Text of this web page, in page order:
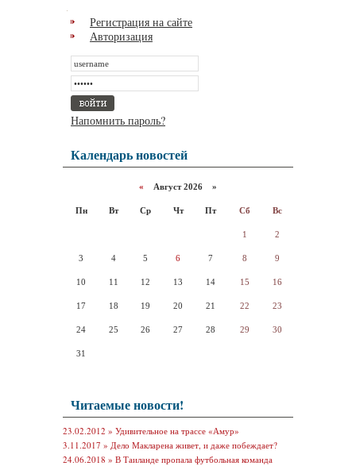
Регистрация на сайте
Авторизация
Напомнить пароль?
Календарь новостей
« Август 2026 »
Пн Вт Ср Чт Пт Сб Вс
1 2
3 4 5 6 7 8 9
10 11 12 13 14 15 16
17 18 19 20 21 22 23
24 25 26 27 28 29 30
31
Читаемые новости!
23.02.2012 » Удивительное на трассе «Амур»
3.11.2017 » Дело Макларена живет, и даже побеждает?
24.06.2018 » В Таиланде пропала футбольная команда